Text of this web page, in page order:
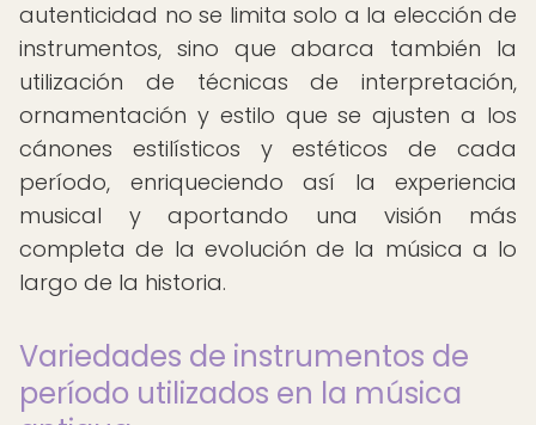
autenticidad no se limita solo a la elección de
instrumentos, sino que abarca también la
utilización de técnicas de interpretación,
ornamentación y estilo que se ajusten a los
cánones estilísticos y estéticos de cada
período, enriqueciendo así la experiencia
musical y aportando una visión más
completa de la evolución de la música a lo
largo de la historia.
Variedades de instrumentos de
período utilizados en la música